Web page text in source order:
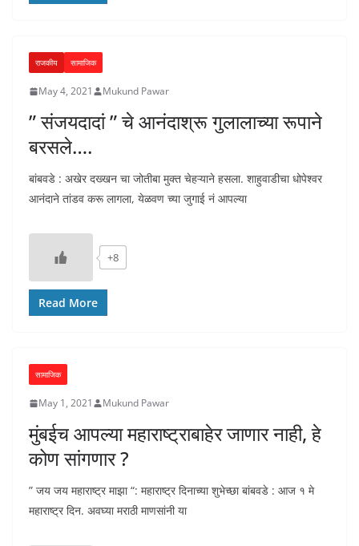
राजकीय सामाजिक
May 4, 2021 Mukund Pawar
” संजयदादां ” चे आनंदाश्रू गुलालाच्या रूपाने
बरसले….
बांबवडे : अखेर दख्खन चा जोतीबा मुक्त चेहऱ्याने हसला. शाहुवाडीचा धोपेश्वर
आनंदाने तांडव करू लागला, येळवण च्या जुगाई नं आपल्या
+8
Read More
सामाजिक
May 1, 2021 Mukund Pawar
मुंबईच आपल्या महाराष्ट्राबाहेर जाणार नाही, हे
कोण सांगणार ?
” जय जय महाराष्ट्र माझा “: महाराष्ट्र दिनाच्या शुभेच्छा बांबवडे : आज १ मे
महाराष्ट्र दिन. अवघ्या मराठी माणसांनी या